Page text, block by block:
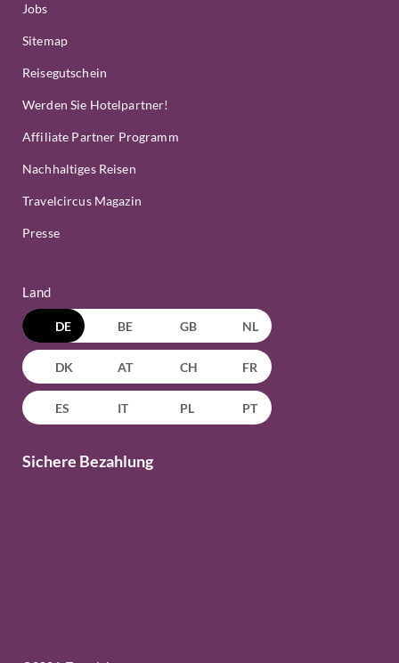
Jobs
Sitemap
Reisegutschein
Werden Sie Hotelpartner!
Affiliate Partner Programm
Nachhaltiges Reisen
Travelcircus Magazin
Presse
Land
DE BE GB NL
DK AT CH FR
ES IT PL PT
Sichere Bezahlung